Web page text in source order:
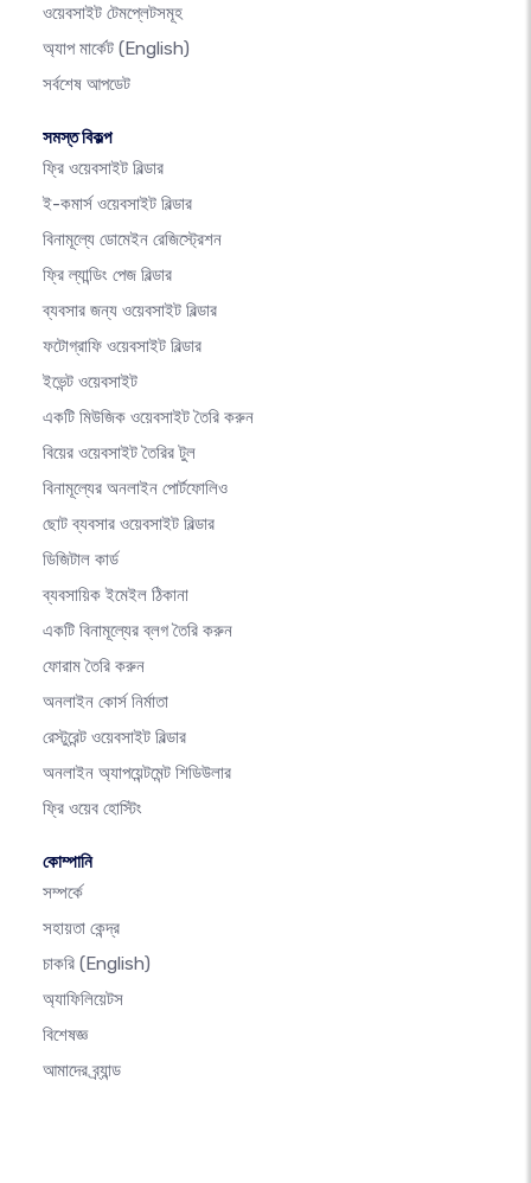
ওয়েবসাইট টেমপ্লেটসমূহ
অ্যাপ মার্কেট (English)
সর্বশেষ আপডেট
সমস্ত বিকল্প
ফ্রি ওয়েবসাইট বিল্ডার
ই-কমার্স ওয়েবসাইট বিল্ডার
বিনামূল্যে ডোমেইন রেজিস্ট্রেশন
ফ্রি ল্যান্ডিং পেজ বিল্ডার
ব্যবসার জন্য ওয়েবসাইট বিল্ডার
ফটোগ্রাফি ওয়েবসাইট বিল্ডার
ইভেন্ট ওয়েবসাইট
একটি মিউজিক ওয়েবসাইট তৈরি করুন
বিয়ের ওয়েবসাইট তৈরির টুল
বিনামূল্যের অনলাইন পোর্টফোলিও
ছোট ব্যবসার ওয়েবসাইট বিল্ডার
ডিজিটাল কার্ড
ব্যবসায়িক ইমেইল ঠিকানা
একটি বিনামূল্যের ব্লগ তৈরি করুন
ফোরাম তৈরি করুন
অনলাইন কোর্স নির্মাতা
রেস্টুরেন্ট ওয়েবসাইট বিল্ডার
অনলাইন অ্যাপয়েন্টমেন্ট শিডিউলার
ফ্রি ওয়েব হোস্টিং
কোম্পানি
সম্পর্কে
সহায়তা কেন্দ্র
চাকরি (English)
অ্যাফিলিয়েটস
বিশেষজ্ঞ
আমাদের ব্র্যান্ড